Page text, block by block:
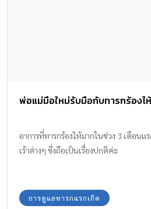
พ่อแม่มือใหม่รับมือกับทารกร้องไ
อาการที่ทารกร้องไห้มากในช่วง 3 เดือน
เร้าต่างๆ ซึ่งถือเป็นเรื่องปกติค่ะ
การดูแลทารกแรกเกิด